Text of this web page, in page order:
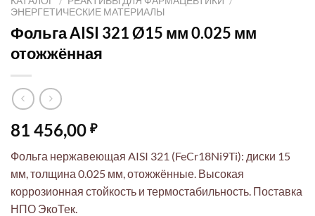
ЭНЕРГЕТИЧЕСКИЕ МАТЕРИАЛЫ
Фольга AISI 321 Ø15 мм 0.025 мм
отожжённая
81 456,00 ₽
Фольга нержавеющая AISI 321 (FeCr18Ni9Ti): диски 15
мм, толщина 0.025 мм, отожжённые. Высокая
коррозионная стойкость и термостабильность. Поставка
НПО ЭкоТек.